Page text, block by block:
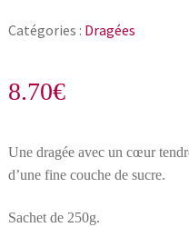
Catégories : Dragées
8.70€
Une dragée avec un cœur
d’une fine couche de sucre.
Sachet de 250g.